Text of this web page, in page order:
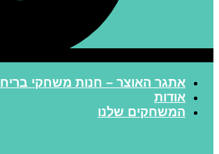
אתגר האוצר – חנות משחקי בריחה
אודות
המשחקים שלנו